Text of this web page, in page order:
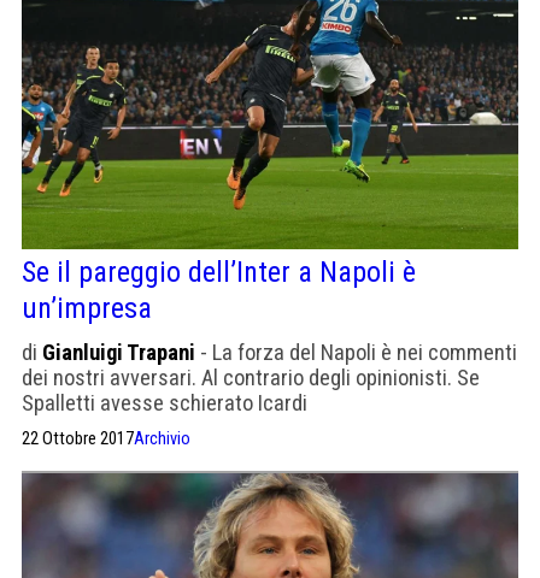
Se il pareggio dell’Inter a Napoli è
un’impresa
di Gianluigi Trapani - La forza del Napoli è nei commenti
dei nostri avversari. Al contrario degli opinionisti. Se
Spalletti avesse schierato Icardi
22 Ottobre 2017Archivio